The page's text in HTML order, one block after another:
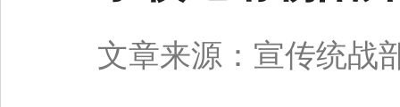
文章来源：宣传统战